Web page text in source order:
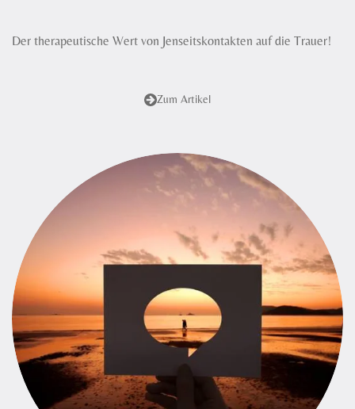
n
Der therapeutische Wert von Jenseitskontakten auf die Trauer!
Zum Artikel